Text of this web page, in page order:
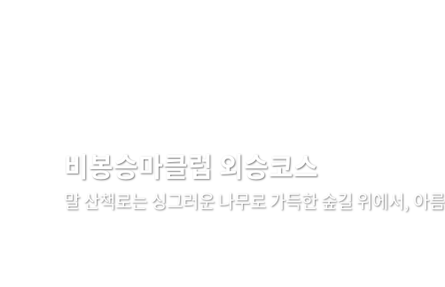
비봉승마클럽 외승코스
말 산책로는 싱그러운 나무로 가득한 숲길 위에서, 아